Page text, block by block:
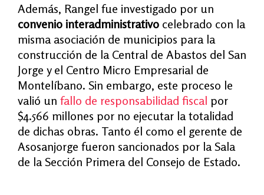
Además, Rangel fue investigado por un
convenio interadministrativo celebrado con la
misma asociación de municipios para la
construcción de la Central de Abastos del San
Jorge y el Centro Micro Empresarial de
Montelíbano. Sin embargo, este proceso le
valió un fallo de responsabilidad fiscal por
$4.566 millones por no ejecutar la totalidad
de dichas obras. Tanto él como el gerente de
Asosanjorge fueron sancionados por la Sala
de la Sección Primera del Consejo de Estado.